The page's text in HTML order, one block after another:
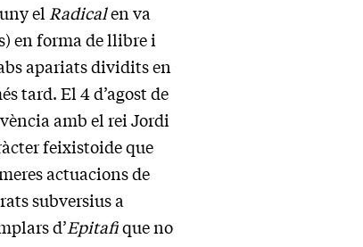
elRadicalen va
en forma de llibre i
apariats dividits en
tard. El 4 d’agost de
amb el rei Jordi
feixistoide que
actuacions de
subversius a
d’Epitafique no